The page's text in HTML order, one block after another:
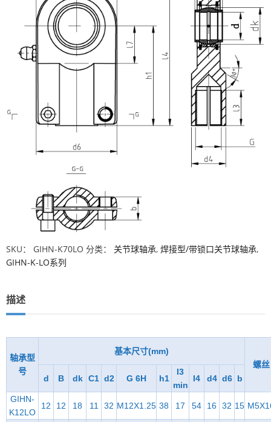
SKU： GIHN-K70LO 分类： 关节球轴承, 焊接型/带锁口关节球轴承,
GIHN-K-LO系列
描述
轴承型
号
基本尺寸(mm)
螺丝
d
B dk C1 d2 G 6H h1
I3
min
I4 d4 d6 b
GIHN-
K12LO
12 12 18 11 32 M12X1.25 38 17 54 16 32 15